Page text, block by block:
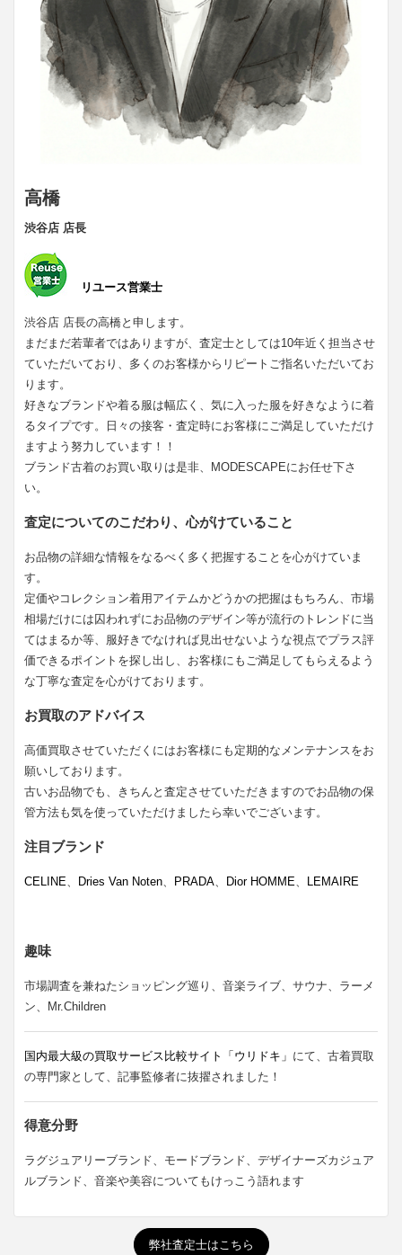
高橋
渋谷店 店長
リユース営業士
渋谷店 店長の高橋と申します。
まだまだ若輩者ではありますが、査定士としては10年近く担当させ
ていただいており、多くのお客様からリピートご指名いただいてお
ります。
好きなブランドや着る服は幅広く、気に入った服を好きなように着
るタイプです。日々の接客・査定時にお客様にご満足していただけ
ますよう努力しています！！
ブランド古着のお買い取りは是非、MODESCAPEにお任せ下さ
い。
査定についてのこだわり、心がけていること
お品物の詳細な情報をなるべく多く把握することを心がけていま
す。
定価やコレクション着用アイテムかどうかの把握はもちろん、市場
相場だけには囚われずにお品物のデザイン等が流行のトレンドに当
てはまるか等、服好きでなければ見出せないような視点でプラス評
価できるポイントを探し出し、お客様にもご満足してもらえるよう
な丁寧な査定を心がけております。
お買取のアドバイス
高価買取させていただくにはお客様にも定期的なメンテナンスをお
願いしております。
古いお品物でも、きちんと査定させていただきますのでお品物の保
管方法も気を使っていただけましたら幸いでございます。
注目ブランド
CELINE、 Dries Van Noten、 PRADA、 Dior HOMME、 LEMAIRE
趣味
市場調査を兼ねたショッピング巡り、音楽ライブ、サウナ、ラーメ
ン、Mr.Children
国内最大級の買取サービス比較サイト「ウリドキ」 にて、古着買取
の専門家として、記事監修者に抜擢されました！
得意分野
ラグジュアリーブランド、モードブランド、デザイナーズカジュア
ルブランド、音楽や美容についてもけっこう語れます
弊社査定士はこちら